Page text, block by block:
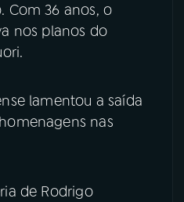
Com 36 anos, o
nos planos do
lamentou a saída
nas
de Rodrigo